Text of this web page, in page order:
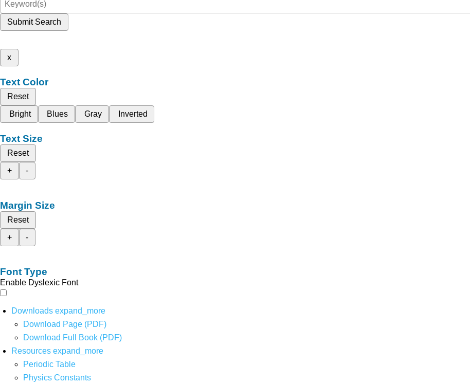
Submit Search
x
Text Color
Reset
Bright
Blues Gray Inverted
Text Size
Reset
+
-
Margin Size
Reset
+
-
Font Type
Enable Dyslexic Font
Downloads expand_more
Download Page (PDF)
Download Full Book (PDF)
Resources expand_more
Periodic Table
Physics Constants